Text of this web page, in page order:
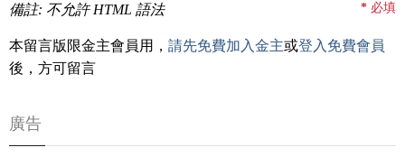
備註: 不允許 HTML 語法 * 必填
本留言版限金主會員用， 請先免費加入金主或登入免費會員
後，方可留言
廣告